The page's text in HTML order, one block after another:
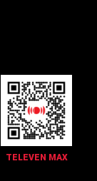
TELEVEN MAX